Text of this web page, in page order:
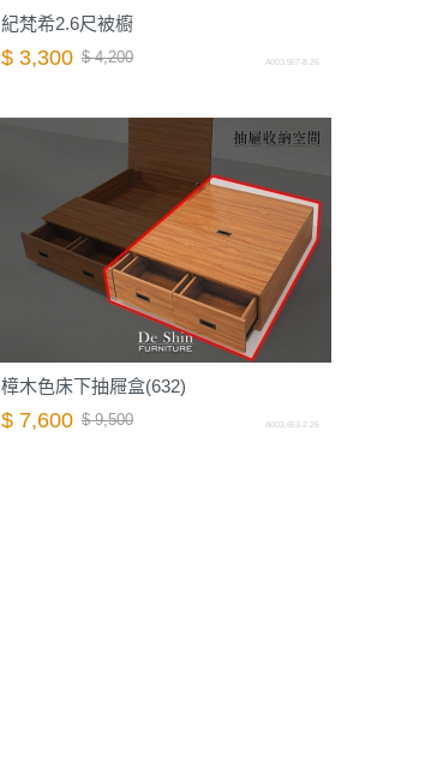
紀梵希2.6尺被櫥
$ 3,300 $ 4,200 A003.567-8.26
樟木色床下抽屜盒(632)
$ 7,600 $ 9,500 A003.663-2.26